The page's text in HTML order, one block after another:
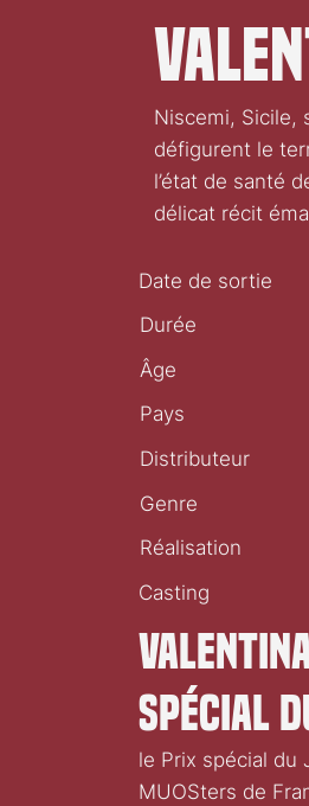
Niscemi, Sicile,
défigurent le
l’état de santé
délicat récit
Date de sortie
Durée
Âge
Pays
Distributeur
Genre
Réalisation
Casting
spécial
le Prix spécial du
MUOSters de